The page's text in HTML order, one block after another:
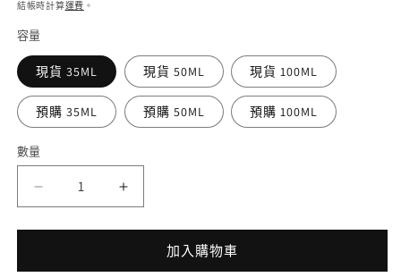
1
結帳時計算運費 。
容量
現貨 35ML 現貨 50ML 現貨 100ML
預購 35ML 預購 50ML 預購 100ML
數量
CHANEL
CHANEL
加入購物車